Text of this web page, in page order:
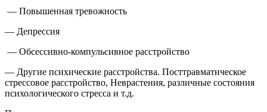
— Повышенная тревожность
— Депрессия
— Обсессивно-компульсивное расстройство
— Другие психические расстройства. Посттравматическое
стрессовое расстройство, Неврастения, различные состояния
психологического стресса и т.д.